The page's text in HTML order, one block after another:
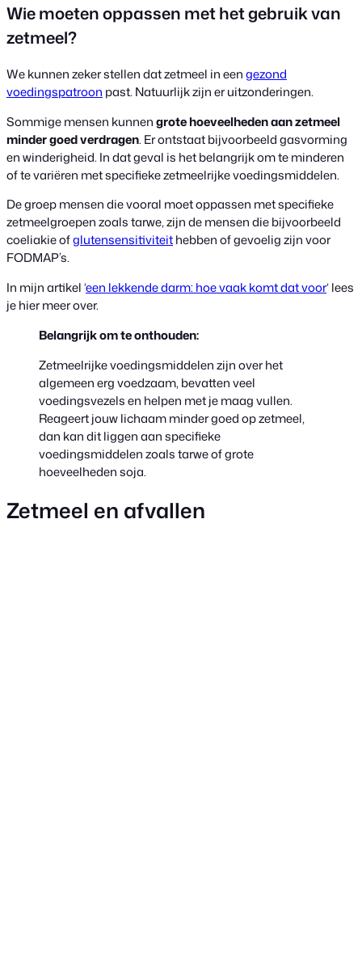
Wie moeten oppassen met het gebruik van
zetmeel?
We kunnen zeker stellen dat zetmeel in eengezond
voedingspatroon past. Natuurlijk zijn er uitzonderingen.
Sommige mensen kunnengrote hoeveelheden aan zetmeel
minder goed verdragen. Er ontstaat bijvoorbeeld gasvorming
en winderigheid. In dat geval is het belangrijk om te minderen
of te variëren met specifieke zetmeelrijke voedingsmiddelen.
De groep mensen die vooral moet oppassen met specifieke
zetmeelgroepen zoals tarwe, zijn de mensen die bijvoorbeeld
coeliakie ofglutensensitiviteithebben of gevoelig zijn voor
FODMAP’s.
In mijn artikel ‘een lekkende darm: hoe vaak komt dat voor‘ lees
je hier meer over.
Belangrijk om te onthouden:
Zetmeelrijke voedingsmiddelen zijn over het
algemeen erg voedzaam, bevatten veel
voedingsvezels en helpen met je maag vullen.
Reageert jouw lichaam minder goed op zetmeel,
dan kan dit liggen aan specifieke
voedingsmiddelen zoals tarwe of grote
hoeveelheden soja.
Zetmeel en afvallen